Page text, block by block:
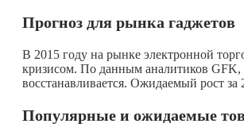
Прогноз для рынка гаджетов
В 2015 году на рынке электронной
кризисом. По данным аналитиков GFK,
восстанавливается. Ожидаемый рост
Популярные и ожидаемые